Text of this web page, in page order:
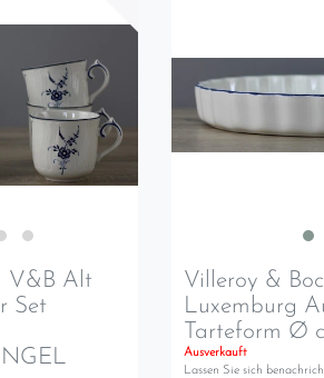
V&B Alt
Set
Villeroy &
Luxemburg
Tarteform Ø
Ausverkauft
Lassen Sie sich